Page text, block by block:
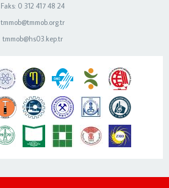
Faks: 0 312 417 48 24
tmmob@tmmob.org.tr
tmmob@hs03.kep.tr